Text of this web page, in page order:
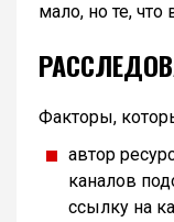
мало, но те, что
Факторы,
автор
каналов
ссылку на